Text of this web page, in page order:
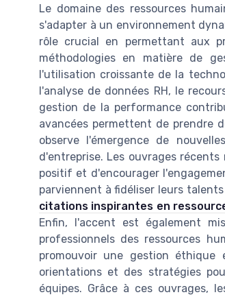
Le domaine des ressources
s'adapter à un environnement
rôle crucial en permettant aux
méthodologies en matière de
l'utilisation croissante de la
l'analyse de données RH, le
gestion de la performance
avancées permettent de prendre
observe l'émergence de
d'entreprise. Les ouvrages
positif et d'encourager
parviennent à fidéliser leurs
citations inspirantes en
Enfin, l'accent est également
professionnels des ressources
promouvoir une gestion éthique
orientations et des stratégies
équipes. Grâce à ces ouvrages,